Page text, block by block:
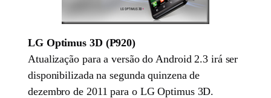
LG Optimus 3D (P920)
Atualização para a versão do Android 2.3 irá ser
disponibilizada na segunda quinzena de
dezembro de 2011 para o LG Optimus 3D.